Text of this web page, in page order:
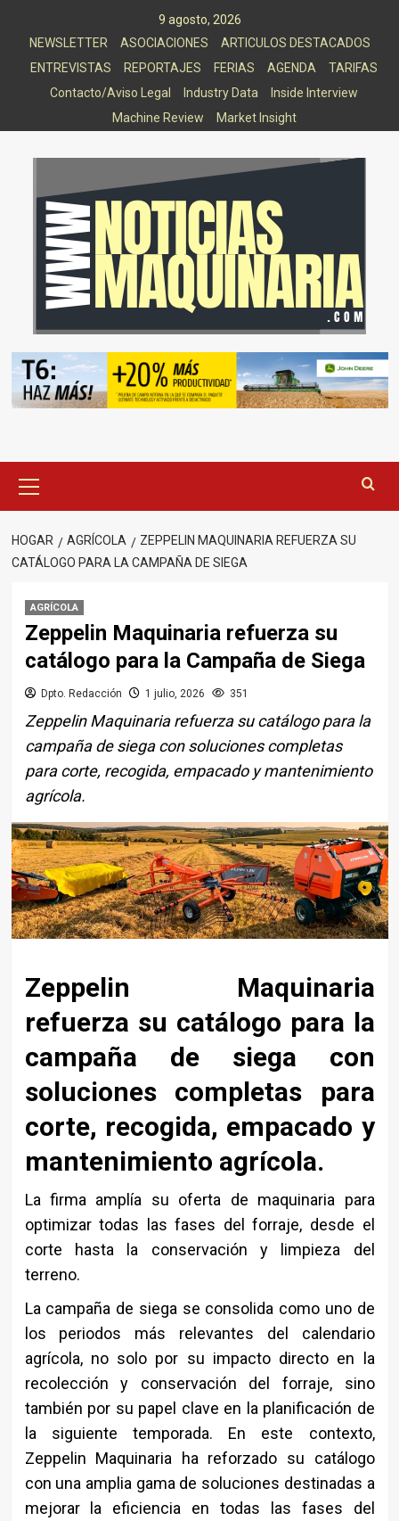
9 agosto, 2026
NEWSLETTER
ASOCIACIONES
ARTICULOS DESTACADOS
ENTREVISTAS
REPORTAJES FERIAS AGENDA
TARIFAS
Contacto/Aviso Legal
Industry Data
Inside Interview
Machine Review
Market Insight
principal
HOGAR AGRÍCOLA
ZEPPELIN MAQUINARIA REFUERZA SU
CATÁLOGO PARA LA CAMPAÑA DE SIEGA
AGRÍCOLA
Zeppelin Maquinaria refuerza su
catálogo para la Campaña de Siega
Dpto. Redacción 1 julio, 2026 351
Zeppelin Maquinaria refuerza su catálogo para la
campaña de siega con soluciones completas
para corte, recogida, empacado y mantenimiento
agrícola.
Zeppelin Maquinaria
refuerza su catálogo para la
campaña de siega con
soluciones completas para
corte, recogida, empacado y
mantenimiento agrícola.
La firma amplía su oferta de maquinaria para
optimizar todas las fases del forraje, desde el
corte hasta la conservación y limpieza del
terreno.
La campaña de siega se consolida como uno de
los periodos más relevantes del calendario
agrícola, no solo por su impacto directo en la
recolección y conservación del forraje, sino
también por su papel clave en la planificación de
la siguiente temporada. En este contexto,
Zeppelin Maquinaria ha reforzado su catálogo
con una amplia gama de soluciones destinadas a
mejorar la eficiencia en todas las fases del